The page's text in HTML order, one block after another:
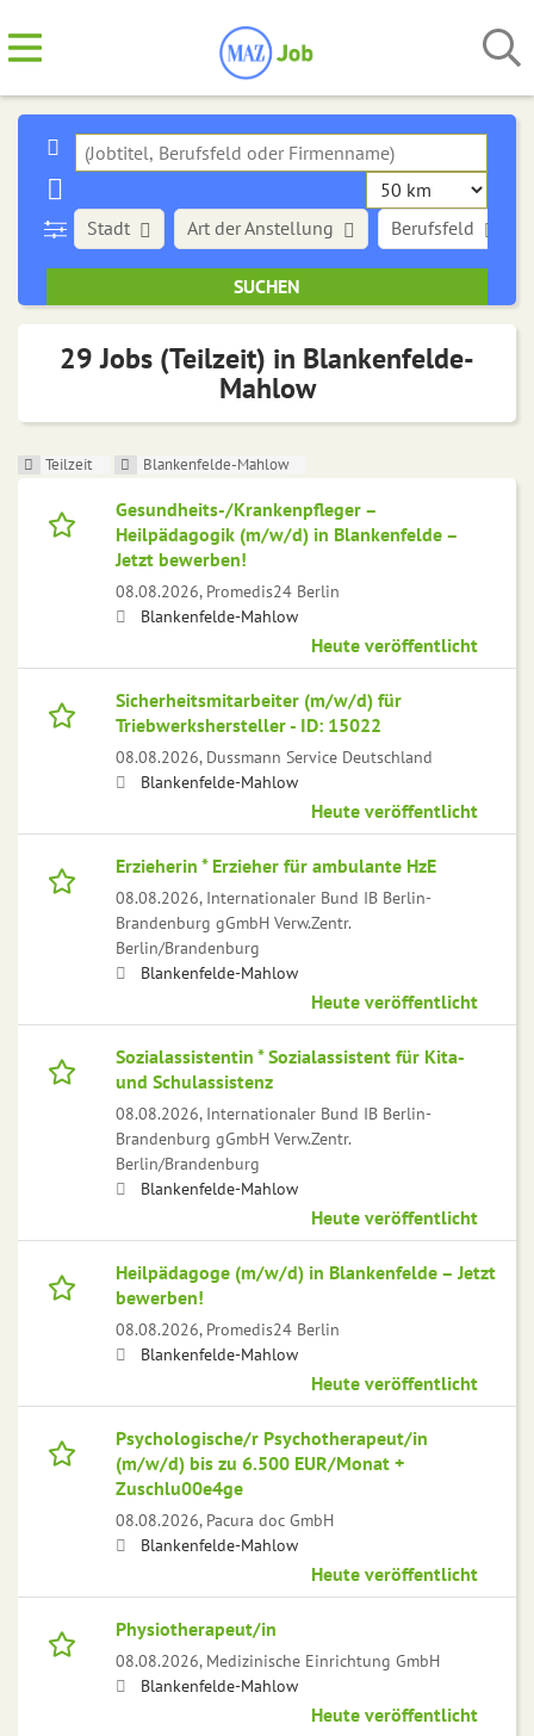
Stadt Art der Anstellung Berufsfeld
29 Jobs (Teilzeit) in Blankenfelde-
Mahlow
Teilzeit Blankenfelde-Mahlow
Gesundheits-/Krankenpfleger –
Heilpädagogik (m/w/d) in Blankenfelde –
Jetzt bewerben!
08.08.2026, Promedis24 Berlin
Blankenfelde-Mahlow
Heute veröffentlicht
Sicherheitsmitarbeiter (m/w/d) für
Triebwerkshersteller - ID: 15022
08.08.2026, Dussmann Service Deutschland
Blankenfelde-Mahlow
Heute veröffentlicht
Erzieherin * Erzieher für ambulante HzE
08.08.2026, Internationaler Bund IB Berlin-
Brandenburg gGmbH Verw.Zentr.
Berlin/Brandenburg
Blankenfelde-Mahlow
Heute veröffentlicht
Sozialassistentin * Sozialassistent für Kita-
und Schulassistenz
08.08.2026, Internationaler Bund IB Berlin-
Brandenburg gGmbH Verw.Zentr.
Berlin/Brandenburg
Blankenfelde-Mahlow
Heute veröffentlicht
Heilpädagoge (m/w/d) in Blankenfelde – Jetzt
bewerben!
08.08.2026, Promedis24 Berlin
Blankenfelde-Mahlow
Heute veröffentlicht
Psychologische/r Psychotherapeut/in
(m/w/d) bis zu 6.500 EUR/Monat +
Zuschlu00e4ge
08.08.2026, Pacura doc GmbH
Blankenfelde-Mahlow
Heute veröffentlicht
Physiotherapeut/in
08.08.2026, Medizinische Einrichtung GmbH
Blankenfelde-Mahlow
Heute veröffentlicht